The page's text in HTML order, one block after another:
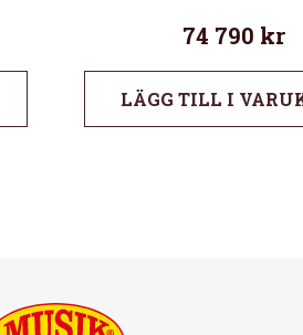
74 790 kr
LÄGG TILL I